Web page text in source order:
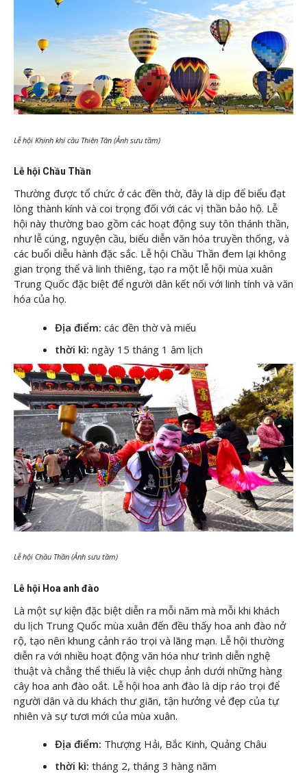
Lễ hội Khinh khí cầu Thiên Tân (Ảnh sưu tầm)
Lễ hội Chầu Thần
Thường được tổ chức ở các đền thờ, đây là dịp để biểu đạt
lòng thành kính và coi trọng đối với các vị thần bảo hộ. Lễ
hội này thường bao gồm các hoạt động suy tôn thánh thần,
như lễ cúng, nguyện cầu, biểu diễn văn hóa truyền thống, và
các buổi diễu hành đặc sắc. Lễ hội Chầu Thần đem lại không
gian trọng thể và linh thiêng, tạo ra một lễ hội mùa xuân
Trung Quốc đặc biệt để người dân kết nối với linh tính và văn
hóa của họ.
Địa điểm: các đền thờ và miếu
thời kì: ngày 15 tháng 1 âm lịch
Lễ hội Chầu Thần (Ảnh sưu tầm)
Lễ hội Hoa anh đào
Là một sự kiện đặc biệt diễn ra mỗi năm mà mỗi khi khách
du lịch Trung Quốc mùa xuân đến đều thấy hoa anh đào nở
rộ, tạo nên khung cảnh ráo trọi và lãng mạn. Lễ hội thường
diễn ra với nhiều hoạt động văn hóa như trình diễn nghệ
thuật và chẳng thể thiếu là việc chụp ảnh dưới những hàng
cây hoa anh đào oắt. Lễ hội hoa anh đào là dịp ráo trọi để
người dân và du khách thư giãn, tận hưởng vẻ đẹp của tự
nhiên và sự tươi mới của mùa xuân.
Địa điểm: Thượng Hải, Bắc Kinh, Quảng Châu
thời kì: tháng 2, tháng 3 hàng năm